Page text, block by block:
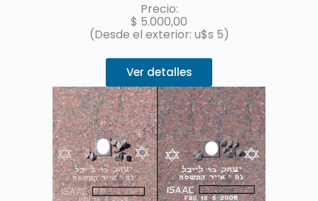
Precio:
$ 5.000,00
(Desde el exterior: u$s 5)
Ver detalles